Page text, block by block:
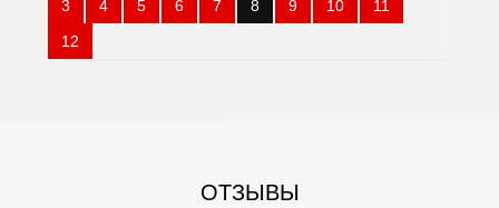
3 4 5 6 7 8 9 10
11
12
ОТЗЫВЫ